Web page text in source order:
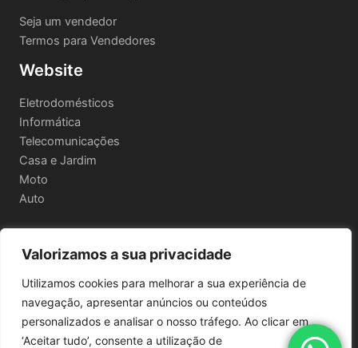
Valorizamos a sua privacidade
Utilizamos cookies para melhorar a sua experiência de
navegação, apresentar anúncios ou conteúdos
personalizados e analisar o nosso tráfego. Ao clicar em
‘Aceitar tudo’, consente a utilização de
Seja um vendedor
Termos para Vendedores
Website
Eletrodomésticos
Informática
Telecomunicações
Casa e Jardim
Moto
Auto
Informações Legais
Política de privacidade
Termos e Condições
Política de Envio e Devoluções